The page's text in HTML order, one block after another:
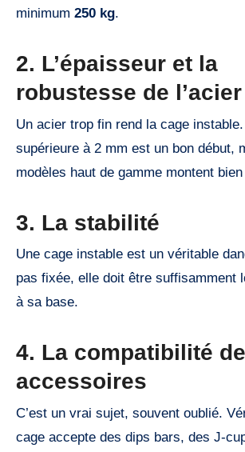
minimum 250 kg.
2. L’épaisseur et la
robustesse de l’acier
Un acier trop fin rend la cage
supérieure à 2 mm est un bon début,
modèles haut de gamme montent
3. La stabilité
Une cage instable est un véritable
pas fixée, elle doit être suffisamment
à sa base.
4. La compatibilité
accessoires
C’est un vrai sujet, souvent oublié.
cage accepte des dips bars, des J-